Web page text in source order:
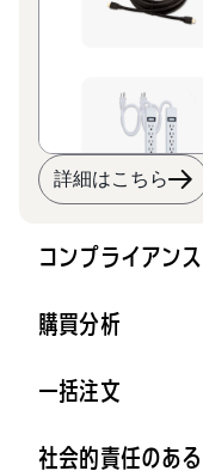
詳細はこちら
コンプライアン
購買分析
一括注文
社会的責任のあ